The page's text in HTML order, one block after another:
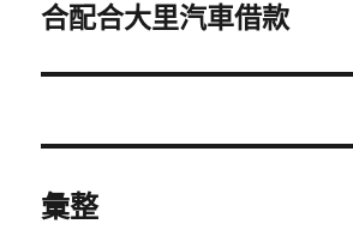
一
文
合配合大里汽車借款
彙整